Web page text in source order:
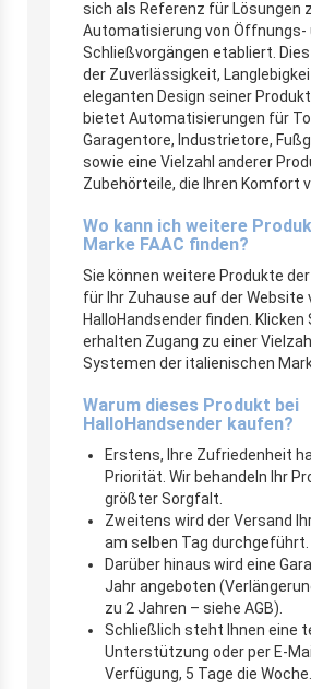
sich als Referenz für Lösungen
Automatisierung von Öffnungs-
Schließvorgängen etabliert.
der Zuverlässigkeit,
eleganten Design seiner
bietet Automatisierungen für
Garagentore, Industrietore,
sowie eine Vielzahl anderer
Zubehörteile, die Ihren Komfort
Wo kann ich weitere
Marke FAAC finden?
Sie können weitere Produkte der
für Ihr Zuhause auf der Website
HalloHandsender finden. Klicken
erhalten Zugang zu einer
Systemen der italienischen
Warum dieses Produkt bei
HalloHandsender kaufen?
Erstens, Ihre Zufriedenheit
Priorität. Wir behandeln Ihr
größter Sorgfalt.
Zweitens wird der Versand
am selben Tag durchgeführt.
Darüber hinaus wird eine
Jahr angeboten
zu 2 Jahren – siehe AGB).
Schließlich steht Ihnen eine
Unterstützung oder per E-
Verfügung, 5 Tage die Woche.